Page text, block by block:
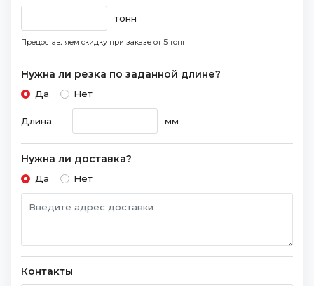
тонн
Предоставляем скидку при заказе от 5 тонн
Нужна ли резка по заданной длине?
Да Нет
Длина мм
Нужна ли доставка?
Да Нет
Контакты